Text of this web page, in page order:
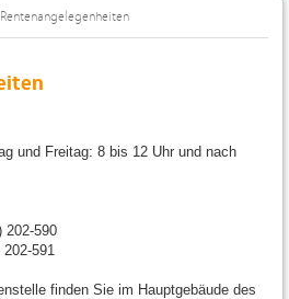
Rentenangelegenheiten
und Freitag: 8 bis 12 Uhr und nach
202-590
591
finden Sie im Hauptgebäude des